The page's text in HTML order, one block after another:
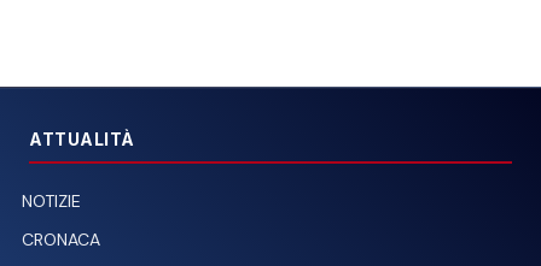
ATTUALITÀ
NOTIZIE
CRONACA